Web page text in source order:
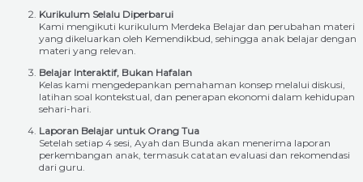
Kurikulum Selalu Diperbarui
Kami mengikuti kurikulum Merdeka Belajar dan perubahan materi
yang dikeluarkan oleh Kemendikbud, sehingga anak belajar dengan
materi yang relevan.
Belajar Interaktif, Bukan Hafalan
Kelas kami mengedepankan pemahaman konsep melalui diskusi,
latihan soal kontekstual, dan penerapan ekonomi dalam kehidupan
sehari-hari.
Laporan Belajar untuk Orang Tua
Setelah setiap 4 sesi, Ayah dan Bunda akan menerima laporan
perkembangan anak, termasuk catatan evaluasi dan rekomendasi
dari guru.